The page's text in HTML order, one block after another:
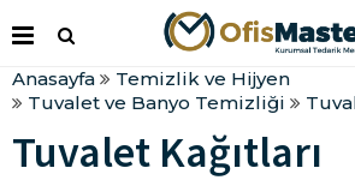
Anasayfa
Temizlik ve Hijyen
Tuvalet ve Banyo Temizliği
Tuvalet Kağıtları